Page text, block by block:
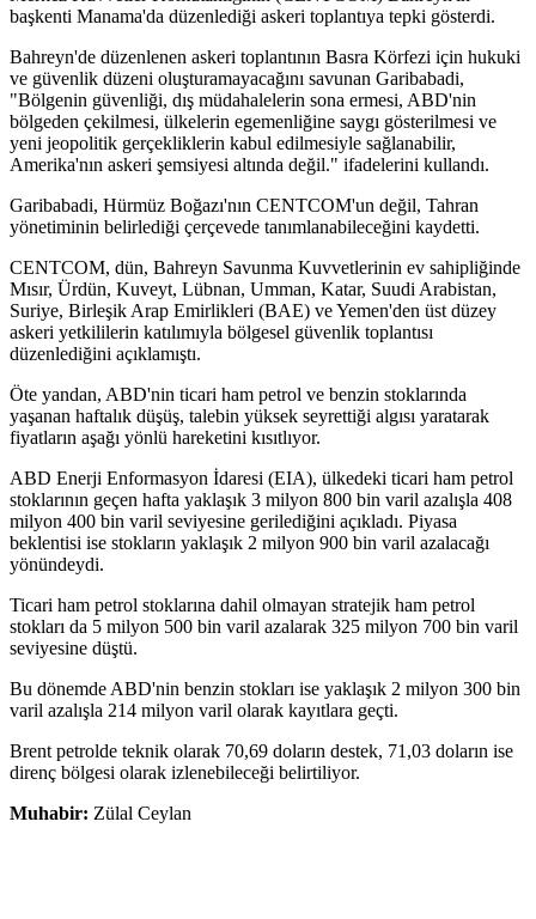
başkenti Manama'da düzenlediği askeri toplantıya tepki gösterdi.
Bahreyn'de düzenlenen askeri toplantının Basra Körfezi için hukuki
ve güvenlik düzeni oluşturamayacağını savunan Garibabadi,
"Bölgenin güvenliği, dış müdahalelerin sona ermesi, ABD'nin
bölgeden çekilmesi, ülkelerin egemenliğine saygı gösterilmesi ve
yeni jeopolitik gerçekliklerin kabul edilmesiyle sağlanabilir,
Amerika'nın askeri şemsiyesi altında değil." ifadelerini kullandı.
Garibabadi, Hürmüz Boğazı'nın CENTCOM'un değil, Tahran
yönetiminin belirlediği çerçevede tanımlanabileceğini kaydetti.
CENTCOM, dün, Bahreyn Savunma Kuvvetlerinin ev sahipliğinde
Mısır, Ürdün, Kuveyt, Lübnan, Umman, Katar, Suudi Arabistan,
Suriye, Birleşik Arap Emirlikleri (BAE) ve Yemen'den üst düzey
askeri yetkililerin katılımıyla bölgesel güvenlik toplantısı
düzenlediğini açıklamıştı.
Öte yandan, ABD'nin ticari ham petrol ve benzin stoklarında
yaşanan haftalık düşüş, talebin yüksek seyrettiği algısı yaratarak
fiyatların aşağı yönlü hareketini kısıtlıyor.
ABD Enerji Enformasyon İdaresi (EIA), ülkedeki ticari ham petrol
stoklarının geçen hafta yaklaşık 3 milyon 800 bin varil azalışla 408
milyon 400 bin varil seviyesine gerilediğini açıkladı. Piyasa
beklentisi ise stokların yaklaşık 2 milyon 900 bin varil azalacağı
yönündeydi.
Ticari ham petrol stoklarına dahil olmayan stratejik ham petrol
stokları da 5 milyon 500 bin varil azalarak 325 milyon 700 bin varil
seviyesine düştü.
Bu dönemde ABD'nin benzin stokları ise yaklaşık 2 milyon 300 bin
varil azalışla 214 milyon varil olarak kayıtlara geçti.
Brent petrolde teknik olarak 70,69 doların destek, 71,03 doların ise
direnç bölgesi olarak izlenebileceği belirtiliyor.
Muhabir: Zülal Ceylan